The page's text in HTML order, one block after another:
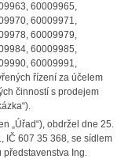
60009965,
60009971,
60009979,
60009985,
60009991,
řízení za účelem
činností s prodejem
„Úřad“), obdržel dne 25.
IČ 607 35 368, se sídlem
představenstva Ing.